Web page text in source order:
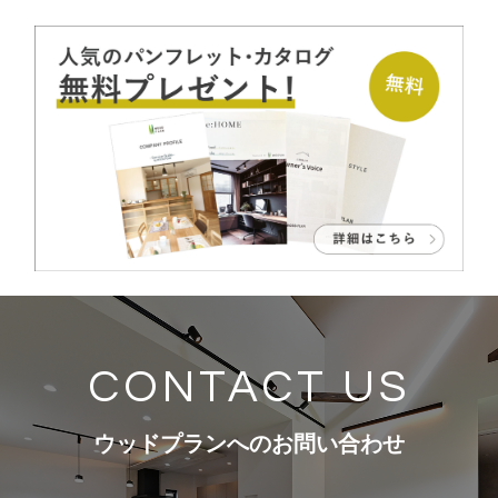
CONTACT US
ウッドプランへのお問い合わせ